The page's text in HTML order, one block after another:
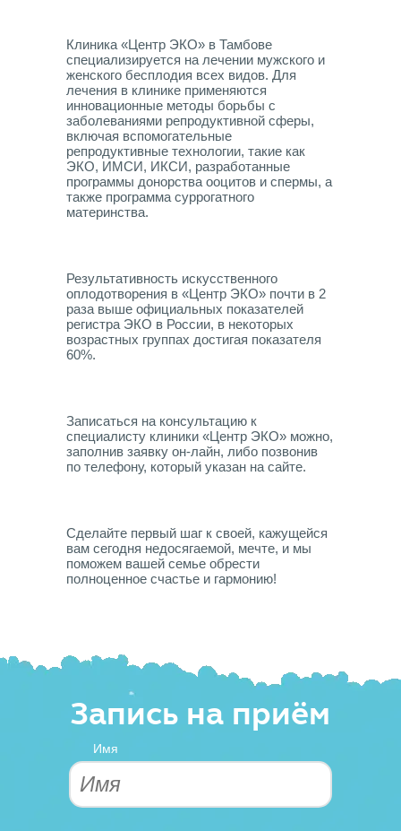
Клиника «Центр ЭКО» в Тамбове
специализируется на лечении мужского и
женского бесплодия всех видов. Для
лечения в клинике применяются
инновационные методы борьбы с
заболеваниями репродуктивной сферы,
включая вспомогательные
репродуктивные технологии, такие как
ЭКО, ИМСИ, ИКСИ, разработанные
программы донорства ооцитов и спермы, а
также программа суррогатного
материнства.
Результативность искусственного
оплодотворения в «Центр ЭКО» почти в 2
раза выше официальных показателей
регистра ЭКО в России, в некоторых
возрастных группах достигая показателя
60%.
Записаться на консультацию к
специалисту клиники «Центр ЭКО» можно,
заполнив заявку он-лайн, либо позвонив
по телефону, который указан на сайте.
Сделайте первый шаг к своей, кажущейся
вам сегодня недосягаемой, мечте, и мы
поможем вашей семье обрести
полноценное счастье и гармонию!
Запись на приём
Имя